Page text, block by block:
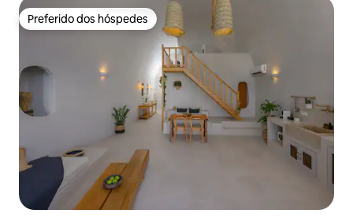
Preferido dos hóspedes
Preferido dos hóspedes